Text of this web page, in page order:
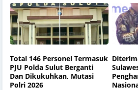
Total 146 Personel Termasuk
PJU Polda Sulut Berganti
Dan Dikukuhkan, Mutasi
Polri 2026